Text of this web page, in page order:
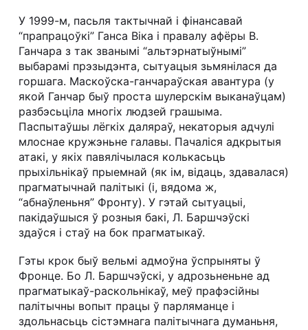
У 1999-м, пасьля тактычнай і фінансавай
“прапрацоўкі” Ганса Віка і правалу афёры В.
Ганчара з так званымі “альтэрнатыўнымі”
выбарамі прэзыдэнта, сытуацыя зьмянілася да
горшага. Маскоўска-ганчараўская авантура (у
якой Ганчар быў проста шулерскім выканаўцам)
разбэсьціла многіх людзей грашыма.
Паспытаўшы лёгкіх даляраў, некаторыя адчулі
млоснае кружэньне галавы. Пачаліся адкрытыя
атакі, у якіх павялічылася колькасьць
прыхільнікаў прыемнай (як ім, відаць, здавалася)
прагматычнай палітыкі (і, вядома ж,
“абнаўленьня” Фронту). У гэтай сытуацыі,
пакідаўшыся ў розныя бакі, Л. Баршчэўскі
здаўся і стаў на бок прагматыкаў.
Гэты крок быў вельмі адмоўна ўспрыняты ў
Фронце. Бо Л. Баршчэўскі, у адрозьненьне ад
прагматыкаў-раскольнікаў, меў прафэсійны
палітычны вопыт працы ў парляманце і
здольнасьць сістэмнага палітычнага думаньня,